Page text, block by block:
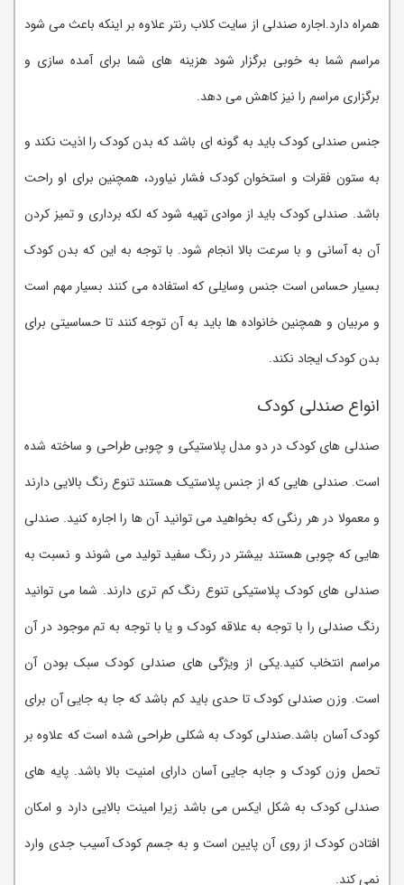
همراه دارد.اجاره صندلی از سایت کلاب رنتر علاوه بر اینکه باعث می شود
مراسم شما به خوبی برگزار شود هزینه های شما برای آمده سازی و
برگزاری مراسم را نیز کاهش می دهد.
جنس صندلی کودک باید به گونه ای باشد که بدن کودک را اذیت نکند و
به ستون فقرات و استخوان کودک فشار نیاورد، همچنین برای او راحت
باشد. صندلی کودک باید از موادی تهیه شود که لکه برداری و تمیز کردن
آن به آسانی و با سرعت بالا انجام شود. با توجه به این که بدن کودک
بسیار حساس است جنس وسایلی که استفاده می کنند بسیار مهم است
و مربیان و همچنین خانواده ها باید به آن توجه کنند تا حساسیتی برای
بدن کودک ایجاد نکند.
انواع صندلی کودک
صندلی های کودک در دو مدل پلاستیکی و چوبی طراحی و ساخته شده
است. صندلی هایی که از جنس پلاستیک هستند تنوع رنگ بالایی دارند
و معمولا در هر رنگی که بخواهید می توانید آن ها را اجاره کنید. صندلی
هایی که چوبی هستند بیشتر در رنگ سفید تولید می شوند و نسبت به
صندلی های کودک پلاستیکی تنوع رنگ کم تری دارند. شما می توانید
رنگ صندلی را با توجه به علاقه کودک و یا با توجه به تم موجود در آن
مراسم انتخاب کنید.یکی از ویژگی های صندلی کودک سبک بودن آن
است. وزن صندلی کودک تا حدی باید کم باشد که جا به جایی آن برای
کودک آسان باشد.صندلی کودک به شکلی طراحی شده است که علاوه بر
تحمل وزن کودک و جابه جایی آسان دارای امنیت بالا باشد. پایه های
صندلی کودک به شکل ایکس می باشد زیرا امینت بالایی دارد و امکان
افتادن کودک از روی آن پایین است و به جسم کودک آسیب جدی وارد
نمی کند.